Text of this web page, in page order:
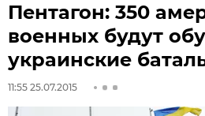
Пентагон: 350
военных будут
украинские
11:55 25.07.2015